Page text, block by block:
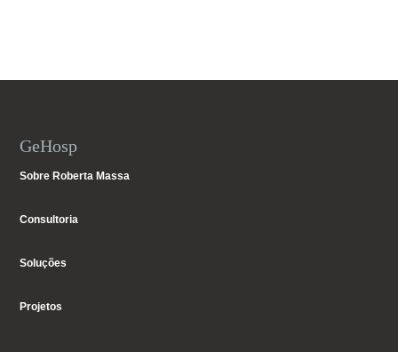
GeHosp
Sobre Roberta Massa
Consultoria
Soluções
Projetos